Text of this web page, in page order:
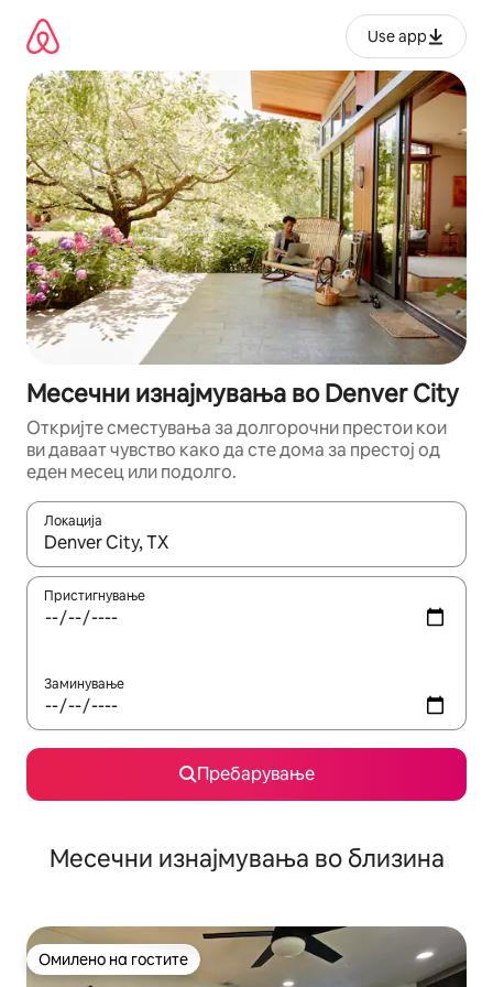
содржина
Use app
Месечни изнајмувања во Denver City
Откријте сместувања за долгорочни престои кои
ви даваат чувство како да сте дома за престој од
еден месец или подолго.
Локација
Кога резултатите се достапни, движете се со копчињата
Пристигнување
Заминување
Пребарување
Месечни изнајмувања во близина
Омилено на гостите
Омилено на гостите